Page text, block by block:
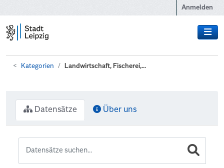
Anmelden
Kategorien Landwirtschaft, Fischerei,...
Datensätze Über uns